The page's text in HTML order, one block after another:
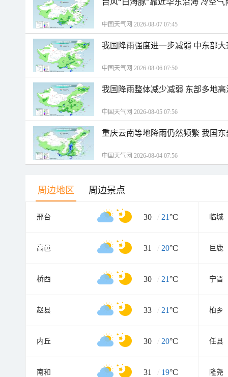
台风“白海豚”靠近华东沿海 冷空
中国天气网 2026-08-07 07:45
我国降雨强度进一步减弱 中东部
中国天气网 2026-08-06 07:50
我国降雨整体减少减弱 东部多地
中国天气网 2026-08-05 07:56
重庆云南等地降雨仍然频繁 我国
中国天气网 2026-08-04 07:56
周边地区 周边景点
邢台 30 / 21°C 临城
高邑 31 / 20°C 巨鹿
桥西 30 / 21°C 宁晋
赵县 33 / 21°C 柏乡
内丘 30 / 20°C 任县
南和 31 / 19°C 隆尧